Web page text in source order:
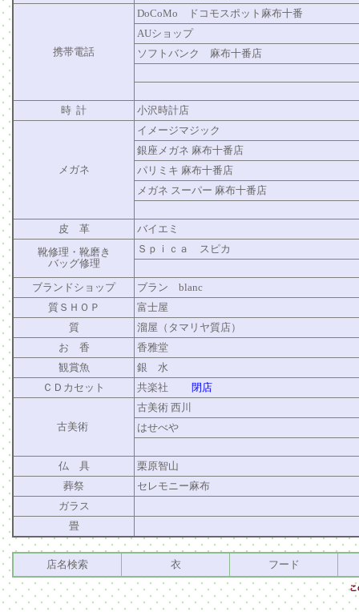
携帯電話
DoCoMo ドコモスポット麻布十番
AUショップ
ソフトバンク 麻布十番店
時 計 小沢時計店
メガネ
イメージマジック
銀座メガネ 麻布十番店
パリミキ 麻布十番店
メガネ スーパー 麻布十番店
皮 革
バイエミ
靴修理・靴磨き
バッグ修理
Ｓｐｉｃａ スピカ
ブランドショップ
ブラン blanc
質ＳＨＯＰ
富士屋
質
溜屋（タマリヤ質店）
お 香
香雅堂
観賞魚
銀 水
ＣＤカセット
共楽社 閉店
古美術
古美術 西川
はせべや
仏 具
栗原智山
葬祭
セレモニー麻布
ガラス
畳
店名検索 衣 フード